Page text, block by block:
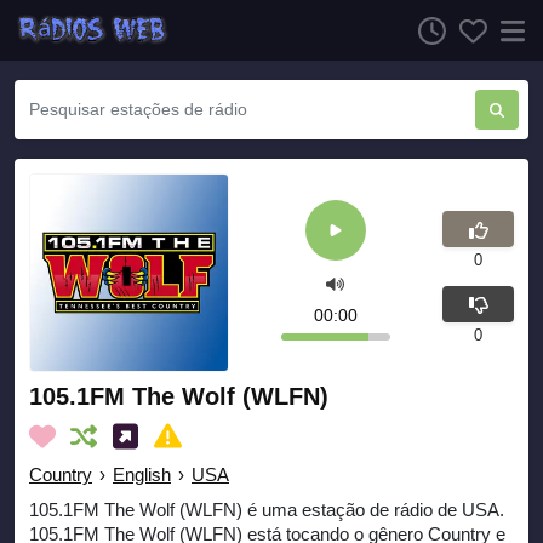
105.1FM The Wolf (WLFN)
Country › English › USA
105.1FM The Wolf (WLFN) é uma estação de rádio de USA.
105.1FM The Wolf (WLFN) está tocando o gênero Country e
00:00
0
0